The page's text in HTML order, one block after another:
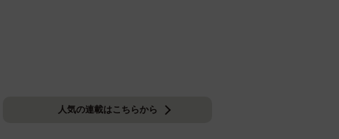
人気の連載はこちらから